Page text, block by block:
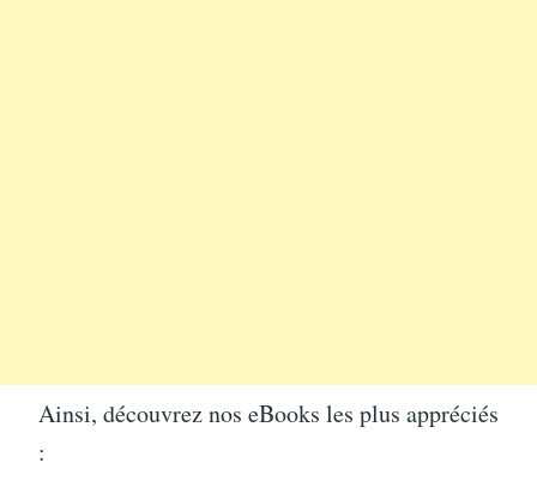
Ainsi, découvrez nos eBooks les plus appréciés
: